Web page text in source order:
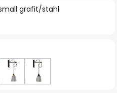
grafit/stahl